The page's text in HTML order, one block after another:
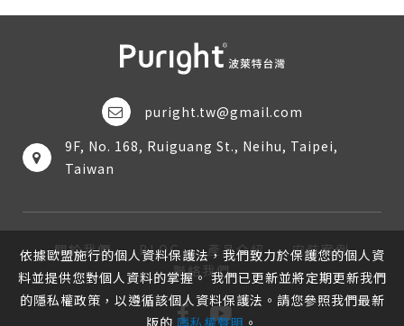
puright.tw@gmail.com
9F, No. 168, Ruiguang St., Neihu, Taipei,
Taiwan
關於我們 BLOG 產品介紹
安裝案例
聯絡我們
依據歐盟施行的個人資料保護法，我們致力於保護您的個人資
料並提供您對個人資料的掌握。 我們已更新並將定期更新我們
的隱私權政策，以遵循該個人資料保護法。請您參照我們最新
版的 隱私權聲明 。